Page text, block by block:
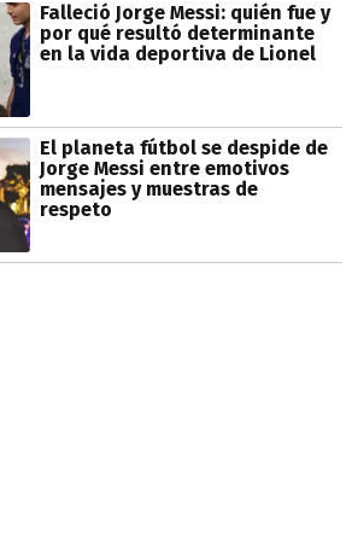
Falleció Jorge Messi: quién fue y
por qué resultó determinante
en la vida deportiva de Lionel
El planeta fútbol se despide de
Jorge Messi entre emotivos
mensajes y muestras de
respeto